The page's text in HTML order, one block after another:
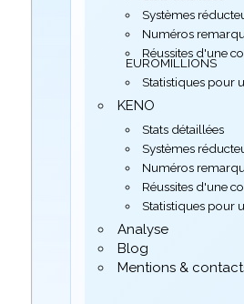
Systèmes
Numéros
Réussites d'une
EUROMILLIONS
Statistiques pour
KENO
Stats détaillées
Systèmes
Numéros
Réussites d'une
Statistiques pour
Analyse
Blog
Mentions &